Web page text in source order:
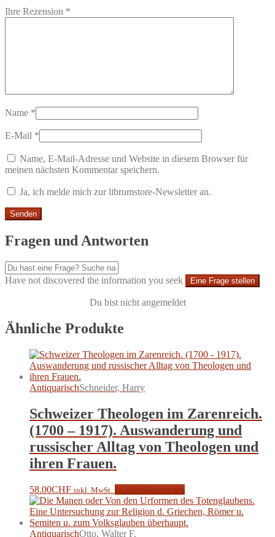
Ihre Rezension *
Name *
E-Mail *
Name, E-Mail-Adresse und Website in diesem Browser für
meinen nächsten Kommentar speichern.
Ja, ich melde mich zur librumstore-Newsletter an.
Fragen und Antworten
Have not discovered the information you seek Eine Frage stellen
Du bist nicht angemeldet
Ähnliche Produkte
AntiquarischSchneider, Harry
Schweizer Theologen im Zarenreich.
(1700 – 1917). Auswanderung und
russischer Alltag von Theologen und
ihren Frauen.
58.00CHF inkl. MwSt.
AntiquarischOtto, Walter F.